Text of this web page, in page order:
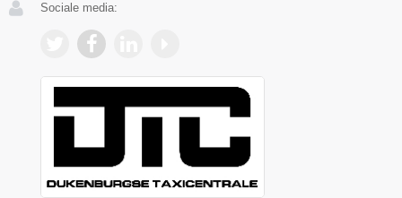
Sociale media: